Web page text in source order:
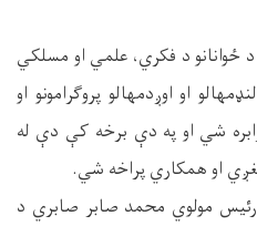
ځوانانو د فکري، علمي او مسلکي
او اوږدمهالو پروګرامونو او
شي او په دې برخه کې دې له
او همکاري پراخه شي.
رئیس مولوي محمد صابر صابري د